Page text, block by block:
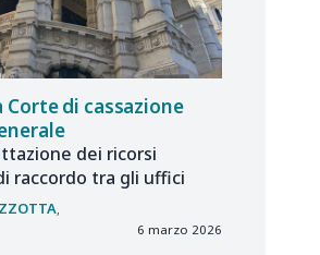
Corte di cassazione
dei ricorsi
raccordo tra gli uffici
6 marzo 2026